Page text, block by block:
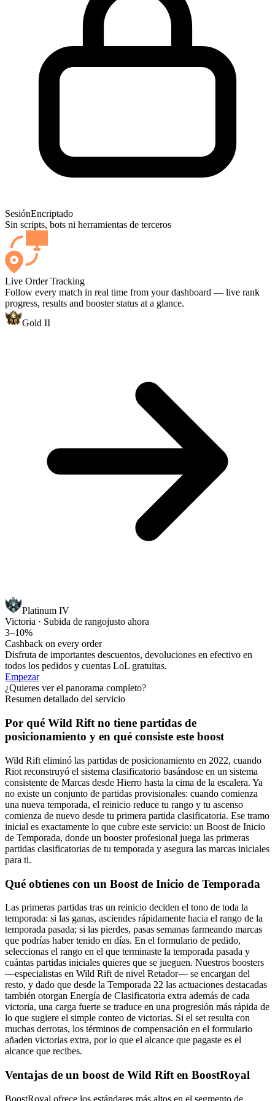
SesiónEncriptado
Sin scripts, bots ni herramientas de terceros
Live Order Tracking
Follow every match in real time from your dashboard — live rank
progress, results and booster status at a glance.
Gold II
Platinum IV
Victoria · Subida de rangojusto ahora
3–10%
Cashback on every order
Disfruta de importantes descuentos, devoluciones en efectivo en
todos los pedidos y cuentas LoL gratuitas.
Empezar
¿Quieres ver el panorama completo?
Resumen detallado del servicio
Por qué Wild Rift no tiene partidas de
posicionamiento y en qué consiste este boost
Wild Rift eliminó las partidas de posicionamiento en 2022, cuando
Riot reconstruyó el sistema clasificatorio basándose en un sistema
consistente de Marcas desde Hierro hasta la cima de la escalera. Ya
no existe un conjunto de partidas provisionales: cuando comienza
una nueva temporada, el reinicio reduce tu rango y tu ascenso
comienza de nuevo desde tu primera partida clasificatoria. Ese tramo
inicial es exactamente lo que cubre este servicio: un Boost de Inicio
de Temporada, donde un booster profesional juega las primeras
partidas clasificatorias de tu temporada y asegura las marcas iniciales
para ti.
Qué obtienes con un Boost de Inicio de Temporada
Las primeras partidas tras un reinicio deciden el tono de toda la
temporada: si las ganas, asciendes rápidamente hacia el rango de la
temporada pasada; si las pierdes, pasas semanas farmeando marcas
que podrías haber tenido en días. En el formulario de pedido,
seleccionas el rango en el que terminaste la temporada pasada y
cuántas partidas iniciales quieres que se jueguen. Nuestros boosters
—especialistas en Wild Rift de nivel Retador— se encargan del
resto, y dado que desde la Temporada 22 las actuaciones destacadas
también otorgan Energía de Clasificatoria extra además de cada
victoria, una carga fuerte se traduce en una progresión más rápida de
lo que sugiere el simple conteo de victorias. Si el set resulta con
muchas derrotas, los términos de compensación en el formulario
añaden victorias extra, por lo que el alcance que pagaste es el
alcance que recibes.
Ventajas de un boost de Wild Rift en BoostRoyal
BoostRoyal ofrece los estándares más altos en el segmento de